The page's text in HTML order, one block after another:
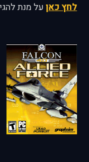
לחץ כאן על מנת